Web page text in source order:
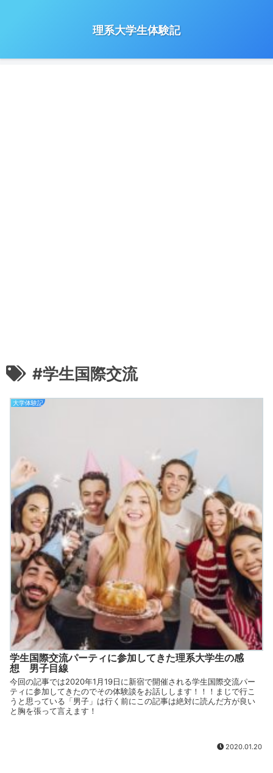
理系大学生体験記
#学生国際交流
大学体験記
学生国際交流パーティに参加してきた理系大学生の感
想 男子目線
今回の記事では2020年1月19日に新宿で開催される学生国際交流パー
ティに参加してきたのでその体験談をお話しします！！！まじで行こ
うと思っている「男子」は行く前にこの記事は絶対に読んだ方が良い
と胸を張って言えます！
2020.01.20